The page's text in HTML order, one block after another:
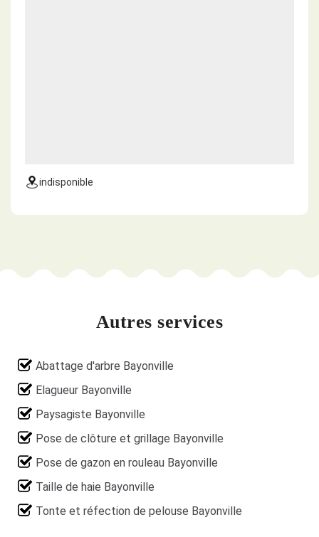
indisponible
Autres services
Abattage d'arbre Bayonville
Elagueur Bayonville
Paysagiste Bayonville
Pose de clôture et grillage Bayonville
Pose de gazon en rouleau Bayonville
Taille de haie Bayonville
Tonte et réfection de pelouse Bayonville